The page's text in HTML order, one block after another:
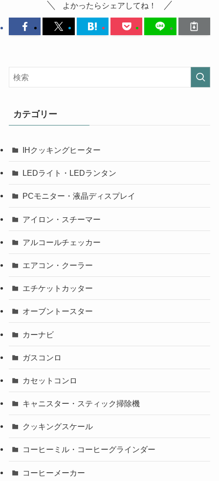
よかったらシェアしてね！
カテゴリー
IHクッキングヒーター
LEDライト・LEDランタン
PCモニター・液晶ディスプレイ
アイロン・スチーマー
アルコールチェッカー
エアコン・クーラー
エチケットカッター
オーブントースター
カーナビ
ガスコンロ
カセットコンロ
キャニスター・スティック掃除機
クッキングスケール
コーヒーミル・コーヒーグラインダー
コーヒーメーカー